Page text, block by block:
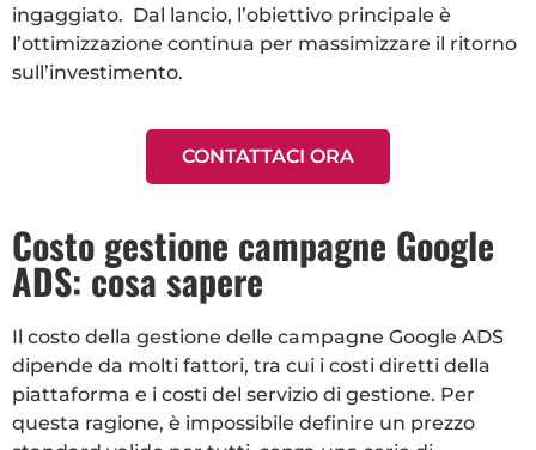
ingaggiato. Dal lancio, l’obiettivo principale è
l’ottimizzazione continua per massimizzare il ritorno
sull’investimento.
CONTATTACI ORA
Costo gestione campagne Google
ADS: cosa sapere
Il costo della gestione delle campagne Google ADS
dipende da molti fattori, tra cui i costi diretti della
piattaforma e i costi del servizio di gestione. Per
questa ragione, è impossibile definire un prezzo